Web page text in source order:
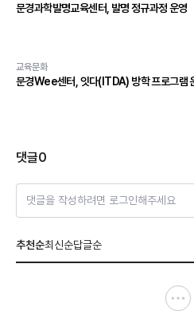
문경과학발명교육센터, 발명 정규과정 운영
교육문화
문경Wee센터, 잇다(ITDA) 방학 프로그램
댓글0
댓글을 작성하려면 로그인해주세요
추천순최신순답글순